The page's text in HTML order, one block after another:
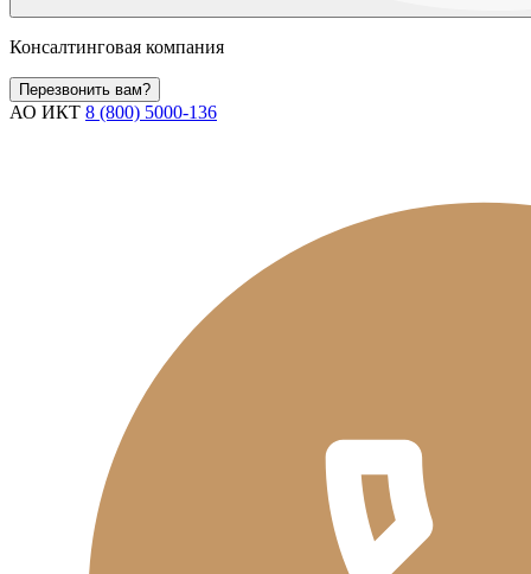
Консалтинговая компания
Перезвонить вам?
АО ИКТ 8 (800) 5000-136